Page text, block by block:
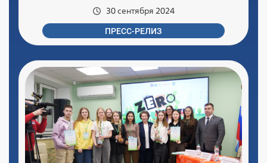
30 сентября 2024
ПРЕСС-РЕЛИЗ